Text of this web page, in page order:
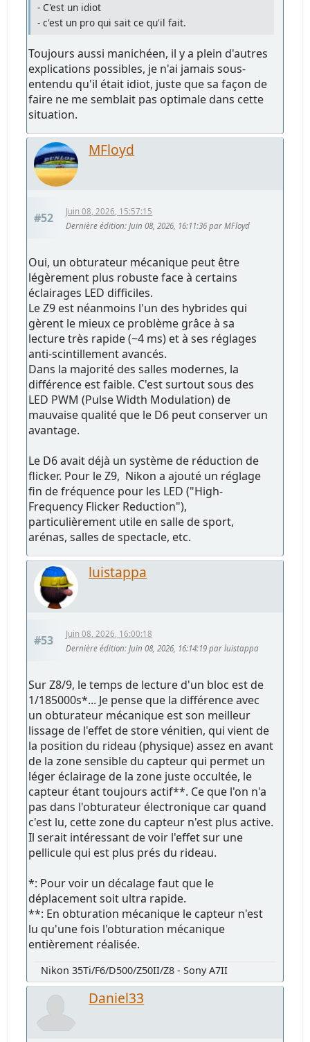
- C'est un idiot
- c'est un pro qui sait ce qu'il fait.
Toujours aussi manichéen, il y a plein d'autres
explications possibles, je n'ai jamais sous-
entendu qu'il était idiot, juste que sa façon de
faire ne me semblait pas optimale dans cette
situation.
MFloyd
#52
Juin 08, 2026, 15:57:15
Dernière édition: Juin 08, 2026, 16:11:36 par MFloyd
Oui, un obturateur mécanique peut être
légèrement plus robuste face à certains
éclairages LED difficiles.
Le Z9 est néanmoins l'un des hybrides qui
gèrent le mieux ce problème grâce à sa
lecture très rapide (~4 ms) et à ses réglages
anti-scintillement avancés.
Dans la majorité des salles modernes, la
différence est faible. C'est surtout sous des
LED PWM (Pulse Width Modulation) de
mauvaise qualité que le D6 peut conserver un
avantage.
Le D6 avait déjà un système de réduction de
flicker. Pour le Z9, Nikon a ajouté un réglage
fin de fréquence pour les LED ("High-
Frequency Flicker Reduction"),
particulièrement utile en salle de sport,
arénas, salles de spectacle, etc.
luistappa
#53
Juin 08, 2026, 16:00:18
Dernière édition: Juin 08, 2026, 16:14:19 par luistappa
Sur Z8/9, le temps de lecture d'un bloc est de
1/185000s*... Je pense que la différence avec
un obturateur mécanique est son meilleur
lissage de l'effet de store vénitien, qui vient de
la position du rideau (physique) assez en avant
de la zone sensible du capteur qui permet un
léger éclairage de la zone juste occultée, le
capteur étant toujours actif**. Ce que l'on n'a
pas dans l'obturateur électronique car quand
c'est lu, cette zone du capteur n'est plus active.
Il serait intéressant de voir l'effet sur une
pellicule qui est plus prés du rideau.
*: Pour voir un décalage faut que le
déplacement soit ultra rapide.
**: En obturation mécanique le capteur n'est
lu qu'une fois l'obturation mécanique
entièrement réalisée.
Nikon 35Ti/F6/D500/Z50II/Z8 - Sony A7II
Daniel33